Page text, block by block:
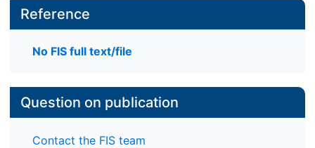
Reference
No FIS full text/file
Question on publication
Contact the FIS team